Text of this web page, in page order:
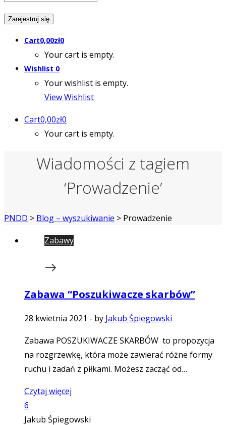
Cart0,00zł0
Your cart is empty.
Wishlist 0
Your wishlist is empty.
View Wishlist
Cart0,00zł0
Your cart is empty.
Wiadomości z tagiem
‘Prowadzenie’
PNDD > Blog – wyszukiwanie > Prowadzenie
Zabawy
Zabawa “Poszukiwacze skarbów”
28 kwietnia 2021 - by Jakub Śpiegowski
Zabawa POSZUKIWACZE SKARBÓW to propozycja
na rozgrzewkę, która może zawierać różne formy
ruchu i zadań z piłkami. Możesz zacząć od…
Czytaj więcej
6
Jakub Śpiegowski